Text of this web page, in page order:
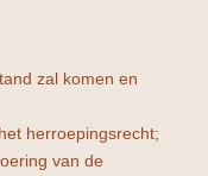
zal komen en
herroepingsrecht;
van de